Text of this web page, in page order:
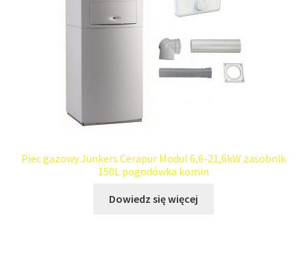
Piec gazowy Junkers Cerapur Modul 6,6-21,6kW zasobnik
150L pogodówka komin
Dowiedz się więcej